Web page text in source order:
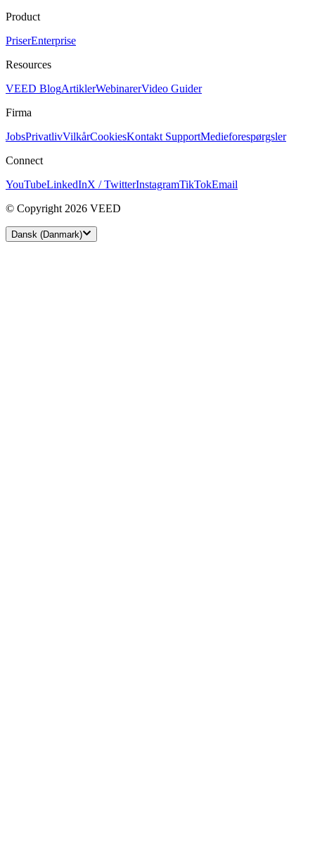
Product
PriserEnterprise
Resources
VEED BlogArtiklerWebinarerVideo Guider
Firma
JobsPrivatlivVilkårCookiesKontakt SupportMedieforespørgsler
Connect
YouTubeLinkedInX / TwitterInstagramTikTokEmail
© Copyright 2026 VEED
Dansk (Danmark)